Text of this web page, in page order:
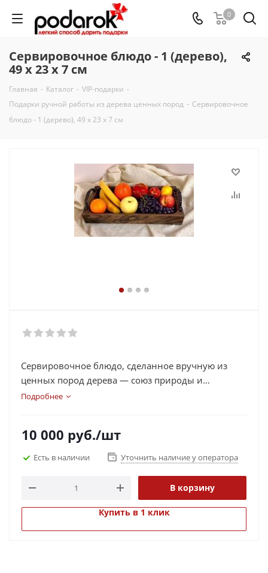
0
Сервировочное блюдо - 1 (дерево),
49 х 23 х 7 см
Главная - Каталог - VIP-подарки -
Подарки ручной работы из дерева ценных пород - Сервировочное
блюдо - 1 (дерево), 49 х 23 х 7 см
Сервировочное блюдо, сделанное вручную из
ценных пород дерева — союз природы и
функциональности.
Подробнее
10 000 руб./шт
Есть в наличии Уточнить наличие у оператора
В корзину
Купить в 1 клик